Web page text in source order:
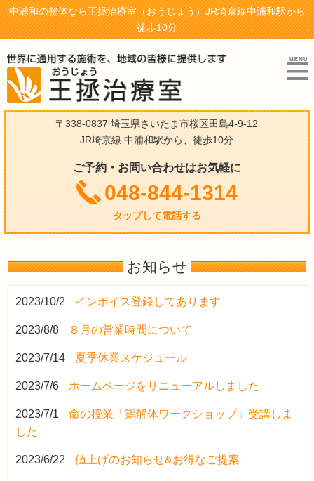
中浦和の整体なら王拯治療室（おうじょう）JR埼京線中浦和駅から
徒歩10分
〒338-0837 埼玉県さいたま市桜区田島4-9-12
JR埼京線 中浦和駅から、徒歩10分
ご予約・お問い合わせはお気軽に
048-844-1314
タップして電話する
お知らせ
2023/10/2 インボイス登録してあります
2023/8/8 ８月の営業時間について
2023/7/14 夏季休業スケジュール
2023/7/6 ホームページをリニューアルしました
2023/7/1
命の授業「鶏解体ワークショップ」受講しま
した
2023/6/22 値上げのお知らせ&お得なご提案